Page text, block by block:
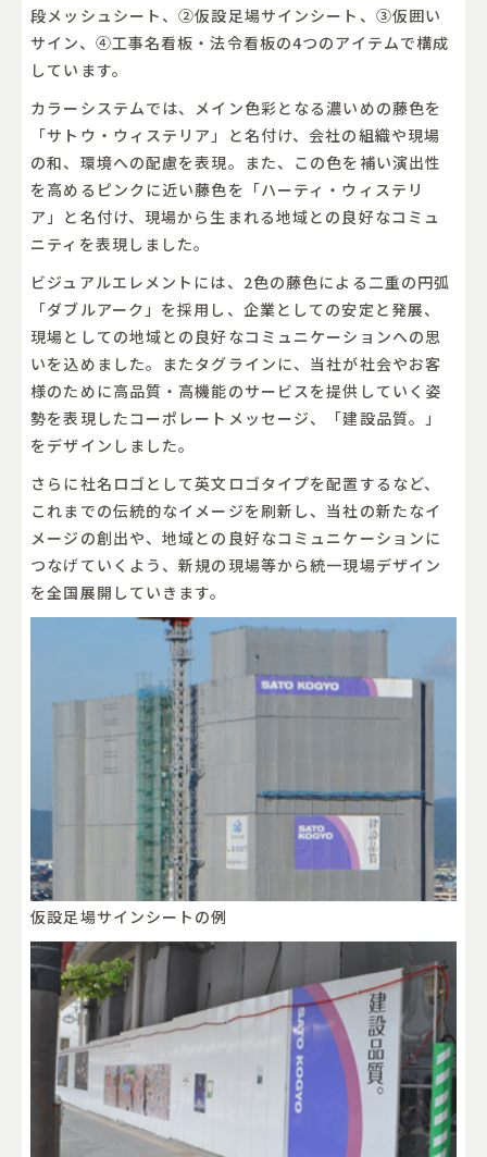
段メッシュシート、②仮設足場サインシート、③仮囲い
サイン、④工事名看板・法令看板の4つのアイテムで構成
しています。
カラーシステムでは、メイン色彩となる濃いめの藤色を
「サトウ・ウィステリア」と名付け、会社の組織や現場
の和、環境への配慮を表現。また、この色を補い演出性
を高めるピンクに近い藤色を「ハーティ・ウィステリ
ア」と名付け、現場から生まれる地域との良好なコミュ
ニティを表現しました。
ビジュアルエレメントには、2色の藤色による二重の円弧
「ダブルアーク」を採用し、企業としての安定と発展、
現場としての地域との良好なコミュニケーションへの思
いを込めました。またタグラインに、当社が社会やお客
様のために高品質・高機能のサービスを提供していく姿
勢を表現したコーポレートメッセージ、「建設品質。」
をデザインしました。
さらに社名ロゴとして英文ロゴタイプを配置するなど、
これまでの伝統的なイメージを刷新し、当社の新たなイ
メージの創出や、地域との良好なコミュニケーションに
つなげていくよう、新規の現場等から統一現場デザイン
を全国展開していきます。
仮設足場サインシートの例